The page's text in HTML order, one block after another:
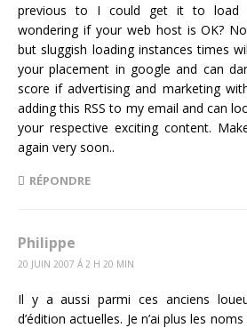
previous to I could get it to load
wondering if your web host is OK?
but sluggish loading instances times
your placement in google and can
score if advertising and marketing
adding this RSS to my email and can
your respective exciting content.
again very soon..
RÉPONDRE
Philippe
20 JUIN 2007 Á 2 H 20 MIN
Il y a aussi parmi ces anciens
d’édition actuelles. Je n’ai plus les